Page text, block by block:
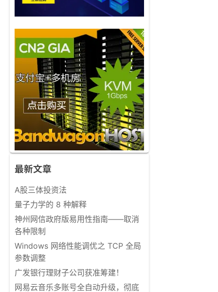
最新文章
A股三体投资法
量子力学的 8 种解释
神州网信政府版易用性指南——取消
各种限制
Windows 网络性能调优之 TCP 全局
参数调整
广发银行理财子公司获准筹建！
网易云音乐多账号全自动升级，彻底